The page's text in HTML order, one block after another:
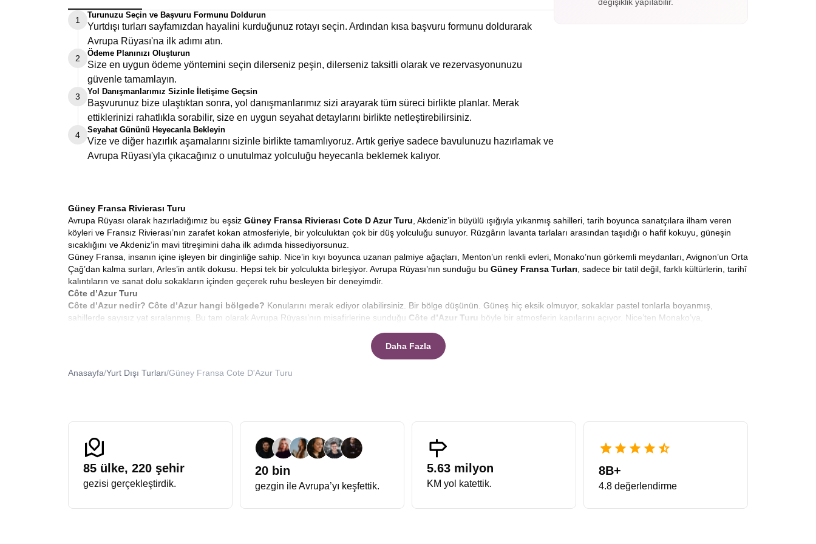
1
Turunuzu Seçin ve Başvuru Formunu Doldurun
Yurtdışı turları sayfamızdan hayalini kurduğunuz rotayı seçin. Ardından kısa başvuru formunu doldurarak
Avrupa Rüyası'na ilk adımı atın.
2
Ödeme Planınızı Oluşturun
Size en uygun ödeme yöntemini seçin dilerseniz peşin, dilerseniz taksitli olarak ve rezervasyonunuzu
güvenle tamamlayın.
3
Yol Danışmanlarımız Sizinle İletişime Geçsin
Başvurunuz bize ulaştıktan sonra, yol danışmanlarımız sizi arayarak tüm süreci birlikte planlar. Merak
ettiklerinizi rahatlıkla sorabilir, size en uygun seyahat detaylarını birlikte netleştirebilirsiniz.
4
Seyahat Gününü Heyecanla Bekleyin
Vize ve diğer hazırlık aşamalarını sizinle birlikte tamamlıyoruz. Artık geriye sadece bavulunuzu hazırlamak ve
Avrupa Rüyası'yla çıkacağınız o unutulmaz yolculuğu heyecanla beklemek kalıyor.
Güney Fransa Rivierası Turu
Avrupa Rüyası olarak hazırladığımız bu eşsiz Güney Fransa Rivierası Cote D Azur Turu , Akdeniz’in büyülü ışığıyla yıkanmış sahilleri, tarih boyunca sanatçılara ilham veren
köyleri ve Fransız Rivierası’nın zarafet kokan atmosferiyle, bir yolculuktan çok bir düş yolculuğu sunuyor. Rüzgârın lavanta tarlaları arasından taşıdığı o hafif kokuyu, güneşin
sıcaklığını ve Akdeniz’in mavi titreşimini daha ilk adımda hissediyorsunuz.
Güney Fransa, insanın içine işleyen bir dinginliğe sahip. Nice’in kıyı boyunca uzanan palmiye ağaçları, Menton’un renkli evleri, Monako’nun görkemli meydanları, Avignon’un Orta
Çağ’dan kalma surları, Arles’in antik dokusu. Hepsi tek bir yolculukta birleşiyor. Avrupa Rüyası’nın sunduğu bu Güney Fransa Turları , sadece bir tatil değil, farklı kültürlerin, tarihî
kalıntıların ve sanat dolu sokakların içinden geçerek ruhu besleyen bir deneyimdir.
Côte d’Azur Turu
Côte d’Azur nedir? Côte d’Azur hangi bölgede? Konularını merak ediyor olabilirsiniz. Bir bölge düşünün. Güneş hiç eksik olmuyor, sokaklar pastel tonlarla boyanmış,
sahillerde sayısız yat sıralanmış. Bu tam olarak Avrupa Rüyası’nın misafirlerine sunduğu Côte d’Azur Turu böyle bir atmosferin kapılarını açıyor. Nice’ten Monako’ya,
Cannes’da film festivali havasının hep sürdüğü o ihtişam, Monako’da lüksün, düzenin ve zarafetin bir arada hissi.
da dünya çapında oldukça ünlü. Yaz tatiliniz için de ideal.
Avrupa Rüyası’nın detaylı şekilde hazırladığıFransa Rivierası Turu
Her şey Dahil Fransız Rivierası Tur Paketleri
Seyahat etmek bazen kendinizi şımartmak demektir. Biz de Avrupa Rüyası olarak hazırladığımız
araya getiriyoruz. Tüm ekstra turların dahil olduğu paket içerikleri, misafirlerimizin ek masraf çıkmadan seyahatin keyfini doya doya çıkarabilmesi için özenle planlandı. Ulaşım,
konaklama, rehberlik gibi kritik noktalar en ince detayına kadar hesaplandı.
Bu deneyim aynı zamanda tam bir
Akdeniz Fransa Turuniteliği taşıyor. Her şehirde güneşin farklı bir açıyla vurduğu deniz manzarasını izliyor, sabahları denizin tuz kokusuyla,
akşamları sahil boyunca uzanan ışıklarla iç içe oluyorsunuz. Akdeniz, burada başka bir tonda parlar. Hava hafiftir, ruh dingindir ve bu tura katılan herkes içsel bir yenilenme
Avrupa Rüyası ile Cote d’Azur Turu
Daha Fazla
Anasayfa/Yurt Dışı Turları/Güney Fransa Cote D'Azur Turu
85 ülke, 220 şehir
gezisi gerçekleştirdik.
20 bin
gezgin ile Avrupa’yı keşfettik.
5.63 milyon
KM yol katettik.
8B+
4.8 değerlendirme